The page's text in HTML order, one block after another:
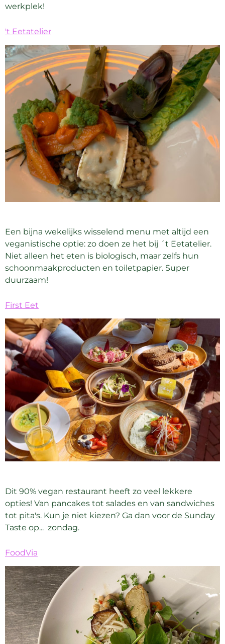
werkplek!
't Eetatelier
Een bijna wekelijks wisselend menu met altijd een
veganistische optie: zo doen ze het bij ´t Eetatelier.
Niet alleen het eten is biologisch, maar zelfs hun
schoonmaakproducten en toiletpapier. Super
duurzaam!
First Eet
Dit 90% vegan restaurant heeft zo veel lekkere
opties! Van pancakes tot salades en van sandwiches
tot pita's. Kun je niet kiezen? Ga dan voor de Sunday
Taste op... zondag.
FoodVia